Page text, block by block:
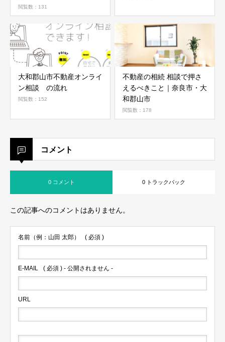
閲覧数：131
大和郡山市不動産オンライ
ン相談 の流れ
閲覧数：152
不動産の相続 相談で押さ
えるべきこと｜奈良市・大
和郡山市
閲覧数：178
コメント
0 コメント 0 トラックバック
この記事へのコメントはありません。
名前（例：山田 太郎） ( 必須 )
E-MAIL ( 必須 ) - 公開されません -
URL